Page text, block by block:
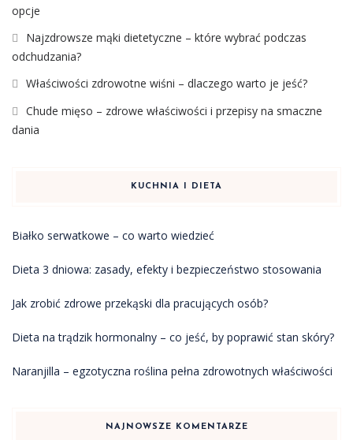
opcje
Najzdrowsze mąki dietetyczne – które wybrać podczas
odchudzania?
Właściwości zdrowotne wiśni – dlaczego warto je jeść?
Chude mięso – zdrowe właściwości i przepisy na smaczne
dania
KUCHNIA I DIETA
Białko serwatkowe – co warto wiedzieć
Dieta 3 dniowa: zasady, efekty i bezpieczeństwo stosowania
Jak zrobić zdrowe przekąski dla pracujących osób?
Dieta na trądzik hormonalny – co jeść, by poprawić stan skóry?
Naranjilla – egzotyczna roślina pełna zdrowotnych właściwości
NAJNOWSZE KOMENTARZE